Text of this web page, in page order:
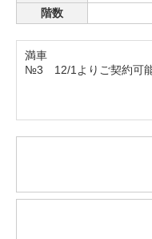
階数
満車
№3 12/1よりご契約可